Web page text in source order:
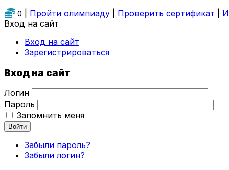
0 Пройти олимпиаду Проверить сертификат
Вход на сайт
Вход на сайт
Зарегистрироваться
Вход на сайт
Логин
Пароль
Запомнить меня
Войти
Забыли пароль?
Забыли логин?